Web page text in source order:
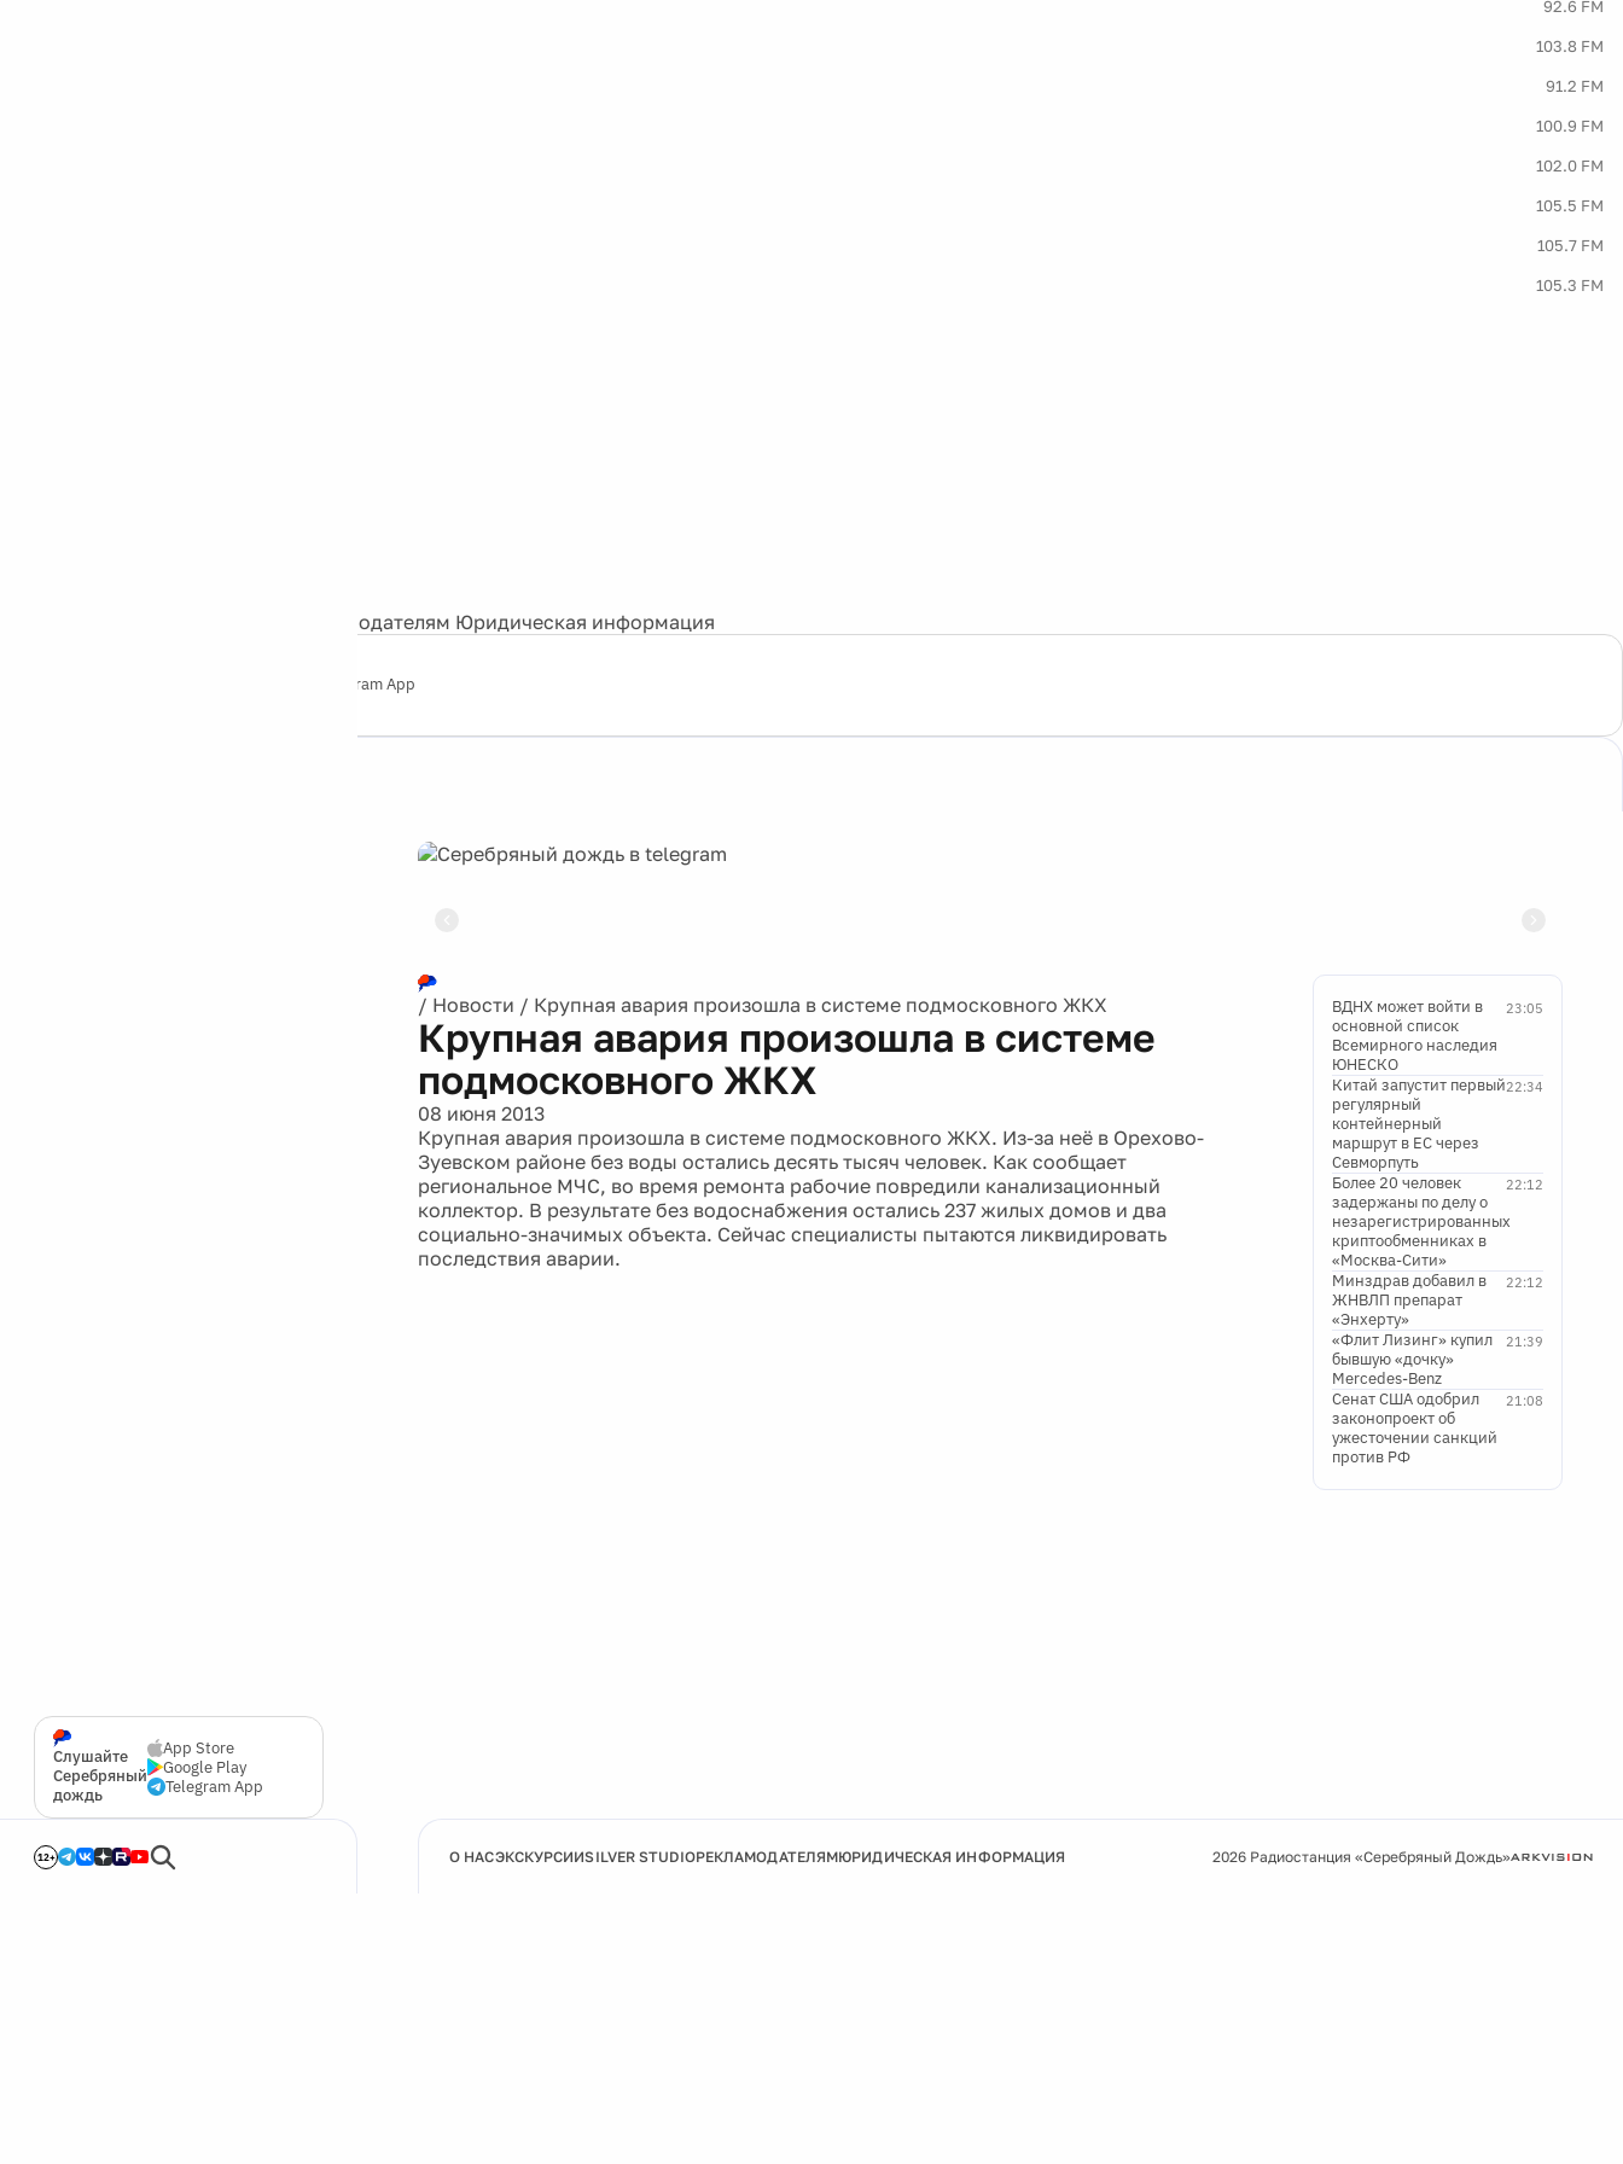
92.6 FM
103.8 FM
91.2 FM
100.9 FM
102.0 FM
105.5 FM
105.7 FM
105.3 FM
Рекламодателям Юридическая информация
Telegram App
Слушайте
Серебряный
дождь
App Store
Google Play
Telegram App
12+
/ Новости / Крупная авария произошла в системе подмосковного ЖКХ
Крупная авария произошла в системе
подмосковного ЖКХ
08 июня 2013
Крупная авария произошла в системе подмосковного ЖКХ. Из-за неё в Орехово-
Зуевском районе без воды остались десять тысяч человек. Как сообщает
региональное МЧС, во время ремонта рабочие повредили канализационный
коллектор. В результате без водоснабжения остались 237 жилых домов и два
социально-значимых объекта. Сейчас специалисты пытаются ликвидировать
последствия аварии.
23:05
ВДНХ может войти в
основной список
Всемирного наследия
ЮНЕСКО
22:34
Китай запустит первый
регулярный
контейнерный
маршрут в ЕС через
Севморпуть
22:12
Более 20 человек
задержаны по делу о
незарегистрированных
криптообменниках в
«Москва-Сити»
22:12
Минздрав добавил в
ЖНВЛП препарат
«Энхерту»
21:39
«Флит Лизинг» купил
бывшую «дочку»
Mercedes-Benz
21:08
Сенат США одобрил
законопроект об
ужесточении санкций
против РФ
О НАСЭКСКУРСИИSILVER STUDIOРЕКЛАМОДАТЕЛЯМЮРИДИЧЕСКАЯ ИНФОРМАЦИЯ 2026 Радиостанция «Серебряный Дождь»